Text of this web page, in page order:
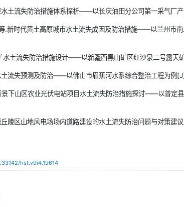
水土流失防治措施体系探析——以长庆油田分公司第一采气
.新时代黄土高原城市水土流失成因及防治措施——以兰州市
水土流失防治措施设计——以新疆西黑山矿区红沙泉二号露
土流失预测及防治——以佛山市眉蕉河水系综合整治工程为例
景下山区农业光伏电站项目水土流失防治措施探讨——以普
丘陵区山地风电场场内道路建设的水土流失防治问题与对策
hst.v9i4.19614